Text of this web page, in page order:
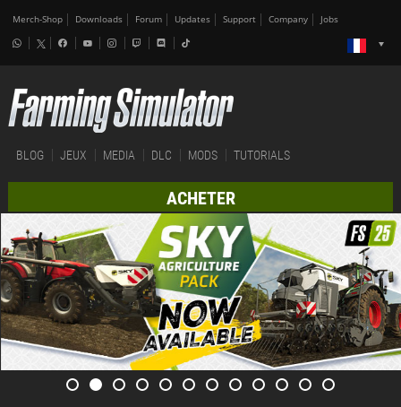
Merch-Shop Downloads Forum Updates Support Company Jobs
BLOG JEUX MEDIA DLC MODS TUTORIALS
ACHETER